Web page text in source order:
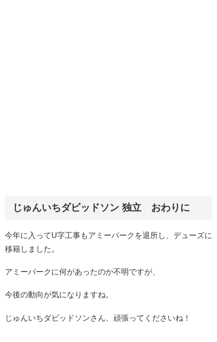
じゅんいちダビッドソン 独立 おわりに
今年に入ってU字工事もアミーパークを退所し、デューズに
移籍しました。
アミーパークに何があったのか不明ですが、
今後の動向が気になりますね。
じゅんいちダビッドソンさん、頑張ってくださいね！